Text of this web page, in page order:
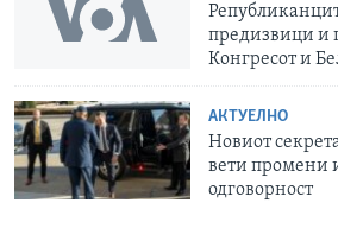
предизвици и
Конгресот и
АКТУЕЛНО
Новиот
вети промени
одговорност